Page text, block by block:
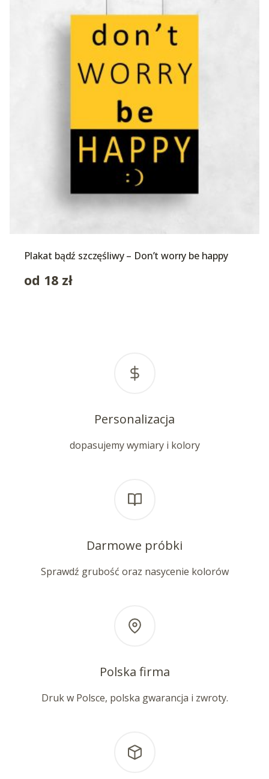
Plakat bądź szczęśliwy – Don’t worry be happy
od 18 zł
Personalizacja
dopasujemy wymiary i kolory
Darmowe próbki
Sprawdź grubość oraz nasycenie kolorów
Polska firma
Druk w Polsce, polska gwarancja i zwroty.